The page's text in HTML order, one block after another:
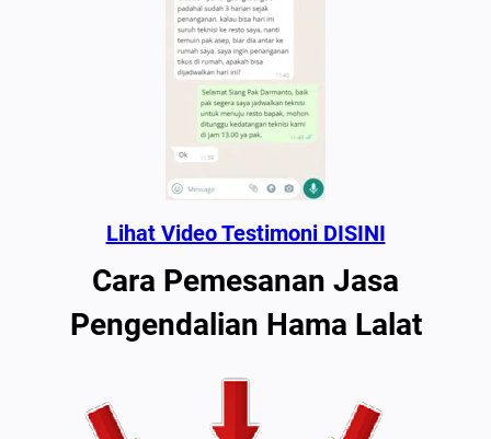
Lihat Video Testimoni DISINI
Cara Pemesanan Jasa
Pengendalian Hama Lalat